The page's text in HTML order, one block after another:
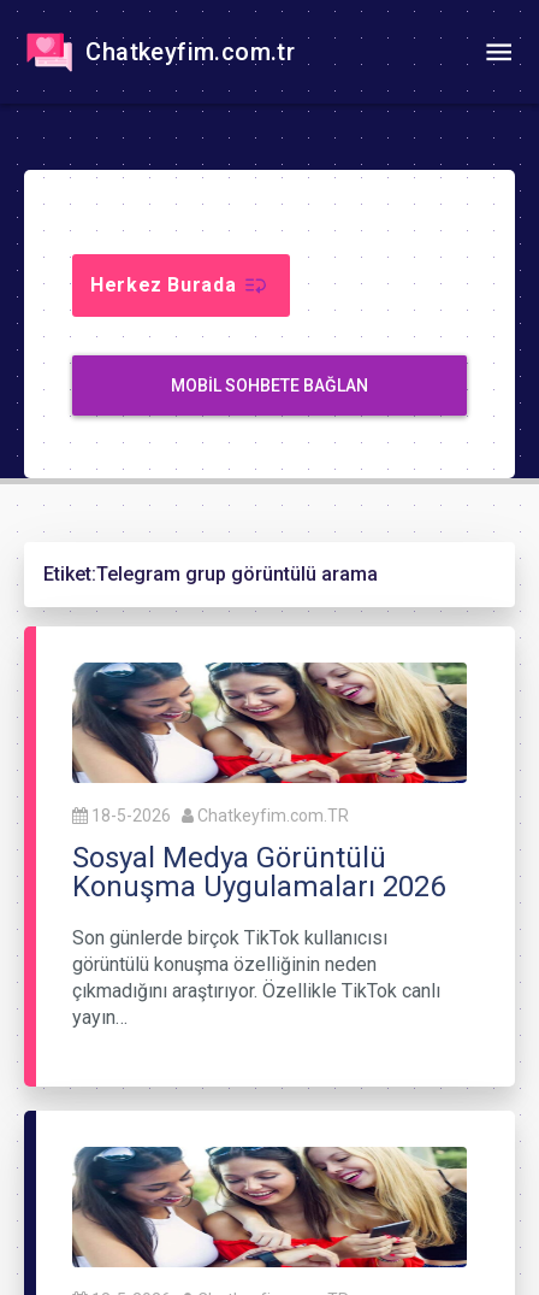
Chatkeyfim.com.tr
Herkez Burada
MOBIL SOHBETE BAĞLAN
Etiket:Telegram grup görüntülü arama
18-5-2026 Chatkeyfim.com.TR
Sosyal Medya Görüntülü
Konuşma Uygulamaları 2026
Son günlerde birçok TikTok kullanıcısı
görüntülü konuşma özelliğinin neden
çıkmadığını araştırıyor. Özellikle TikTok canlı
yayın…